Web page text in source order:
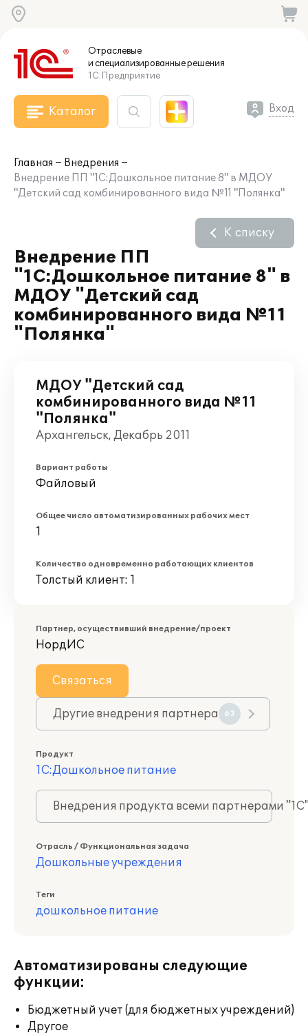
Отраслевые
и специализированныерешения
1С:Предприятие
Каталог Вход
Главная
Внедрения
Внедрение ПП "1С:Дошкольное питание 8" в МДОУ
"Детский сад комбинированного вида №11 "Полянка"
Внедрение ПП
"1С:Дошкольное питание 8" в
МДОУ "Детский сад
комбинированного вида №11
"Полянка"
К списку
МДОУ "Детский сад
комбинированного вида №11
"Полянка"
Архангельск, Декабрь 2011
Вариант работы
Файловый
Общее число автоматизированных рабочих мест
1
Количество одновременно работающих клиентов
Толстый клиент: 1
Партнер, осуществивший внедрение/проект
НордИС
Связаться
Другие внедрения партнера 63
Продукт
1С:Дошкольное питание
Внедрения продукта всеми партнерами
Отрасль / Функциональная задача
Дошкольные учреждения
Теги
дошкольное питание
Автоматизированы следующие
функции:
Бюджетный учет (для бюджетных учреждений)
Другое